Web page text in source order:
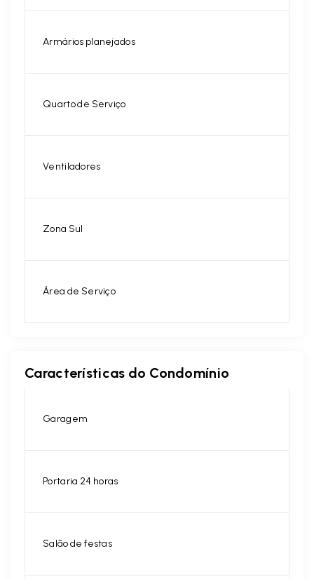
Armários planejados
Quarto de Serviço
Ventiladores
Zona Sul
Área de Serviço
Características do Condomínio
Garagem
Portaria 24 horas
Salão de festas